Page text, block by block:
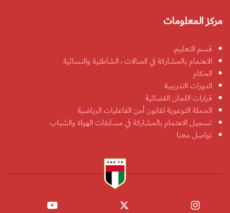
مركز المعلومات
قسم التعليم.
الاهتمام بالمشاركة في الصالات ، الشاطئية والنسائية
الحكام
الدورات التدريبية
قرارات اللجان القضائية
الحملة التوعوية لقانون أمن الفاعليات الرياضية
تسجيل الاهتمام بالمشاركة في مسابقات الهواة والشباب
تواصل معنا